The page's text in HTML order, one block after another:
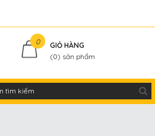
0
GIỎ HÀNG
(0) sản phẩm